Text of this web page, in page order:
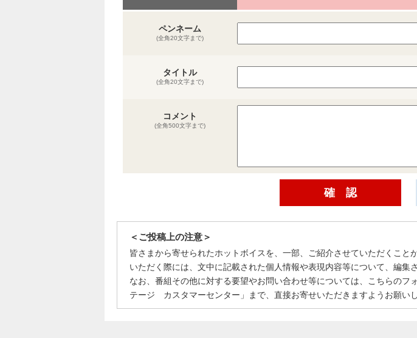
ペンネーム
(全角20文字まで)
タイトル
(全角20文字まで)
コメント
(全角500文字まで)
＜ご投稿上の注意＞
皆さまから寄せられたホットボイスを、一部、ご紹介させていただくこ
いただく際には、文中に記載された個人情報や表現内容等について、編集
なお、番組その他に対する要望やお問い合わせ等については、こちらの
テージ カスタマーセンター」まで、直接お寄せいただきますようお願いし